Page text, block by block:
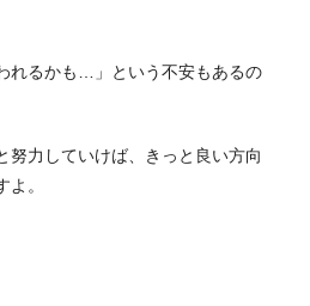
れるかも…」という不安もあるの
努力していけば、きっと良い方向
。